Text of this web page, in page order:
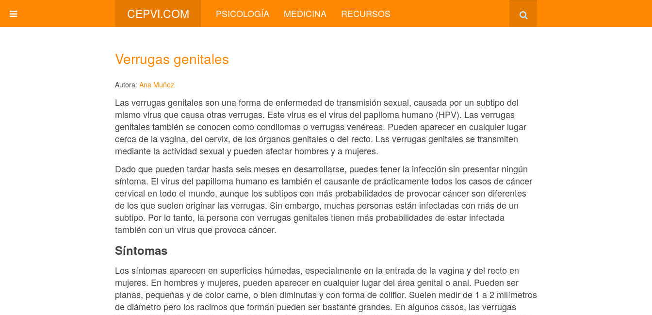
CEPVI.COM PSICOLOGÍA MEDICINA RECURSOS
Verrugas genitales
Autora: Ana Muñoz
Las verrugas genitales son una forma de enfermedad de transmisión sexual, causada por un subtipo del
mismo virus que causa otras verrugas. Este virus es el virus del papiloma humano (HPV). Las verrugas
genitales también se conocen como condilomas o verrugas venéreas. Pueden aparecer en cualquier lugar
cerca de la vagina, del cervix, de los órganos genitales o del recto. Las verrugas genitales se transmiten
mediante la actividad sexual y pueden afectar hombres y a mujeres.
Dado que pueden tardar hasta seis meses en desarrollarse, puedes tener la infección sin presentar ningún
síntoma. El virus del papilloma humano es también el causante de prácticamente todos los casos de cáncer
cervical en todo el mundo, aunque los subtipos con más probabilidades de provocar cáncer son diferentes
de los que suelen originar las verrugas. Sin embargo, muchas personas están infectadas con más de un
subtipo. Por lo tanto, la persona con verrugas genitales tienen más probabilidades de estar infectada
también con un virus que provoca cáncer.
Síntomas
Los síntomas aparecen en superficies húmedas, especialmente en la entrada de la vagina y del recto en
mujeres. En hombres y mujeres, pueden aparecer en cualquier lugar del área genital o anal. Pueden ser
planas, pequeñas y de color carne, o bien diminutas y con forma de coliflor. Suelen medir de 1 a 2 milímetros
de diámetro pero los racimos que forman pueden ser bastante grandes. En algunos casos, las verrugas